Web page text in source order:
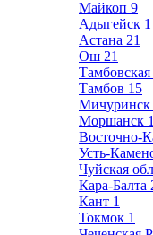
Майкоп 9
Адыгейск 1
Астана 21
Ош 21
Тамбовская
Тамбов 15
Мичуринск
Моршанск 1
Восточно-
Усть-
Чуйская
Кара-Балта
Кант 1
Токмок 1